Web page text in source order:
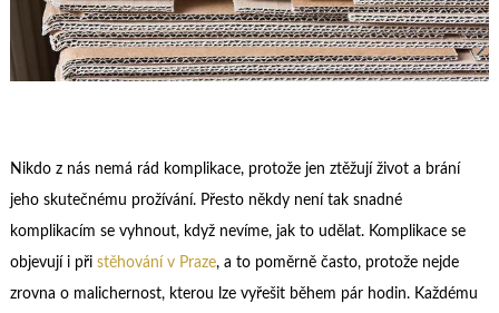
Nikdo z nás nemá rád komplikace, protože jen ztěžují život a brání
jeho skutečnému prožívání. Přesto někdy není tak snadné
komplikacím se vyhnout, když nevíme, jak to udělat. Komplikace se
objevují i při stěhování v Praze, a to poměrně často, protože nejde
zrovna o malichernost, kterou lze vyřešit během pár hodin. Každému